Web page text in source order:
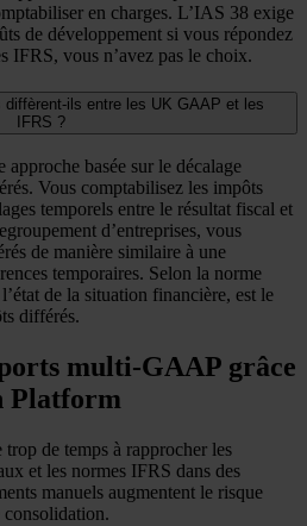
en charges. L’IAS 38 exige
de développement si vous répondez
IFRS, vous n’avez pas le choix.
ils entre les UK GAAP et les
IFRS ?
basée sur le décalage
Vous comptabilisez les impôts
temporels entre le résultat fiscal et
d’entreprises, vous
de manière similaire à une
temporaires. Selon la norme
de la situation financière, est le
différés.
multi-GAAP grâce
Platform
de temps à rapprocher les
et les normes IFRS dans des
manuels augmentent le risque
consolidation.